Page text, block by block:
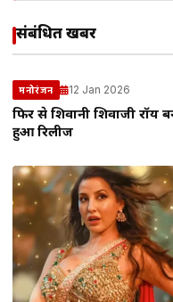
संबंधित खबरें
मनोरंजन 12 Jan 2026
फिर से शिवानी शिवाजी रॉय
हुआ रिलीज